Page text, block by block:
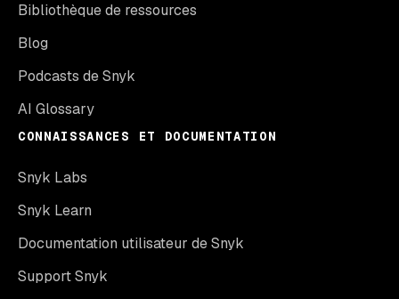
Bibliothèque de ressources
Blog
Podcasts de Snyk
AI Glossary
CONNAISSANCES ET DOCUMENTATION
Snyk Labs
Snyk Learn
Documentation utilisateur de Snyk
Support Snyk